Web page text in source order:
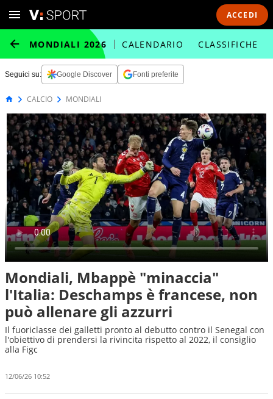
ACCEDI
MONDIALI 2026 CALENDARIO CLASSIFICHE
Seguici su: Google Discover Fonti preferite
CALCIO MONDIALI
Mondiali, Mbappè "minaccia"
l'Italia: Deschamps è francese, non
può allenare gli azzurri
Il fuoriclasse dei galletti pronto al debutto contro il Senegal con
l'obiettivo di prendersi la rivincita rispetto al 2022, il consiglio
alla Figc
12/06/26 10:52